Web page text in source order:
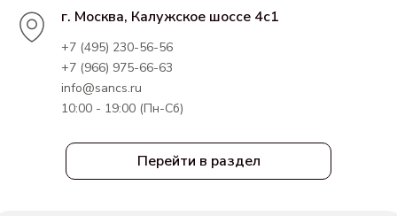
Перейти в раздел
г. Москва, Калужское шоссе 4с1
+7 (495) 230-56-56
+7 (966) 975-66-63
info@sancs.ru
10:00 - 19:00 (Пн-Сб)